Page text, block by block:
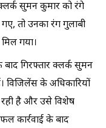
सुमन कुमार को रंगे
तो उनका रंग गुलाबी
गया।
बाद गिरफ्तार क्लर्क सुमन
विजिलेंस के अधिकारियों
है और उसे विशेष
कार्रवाई के बाद